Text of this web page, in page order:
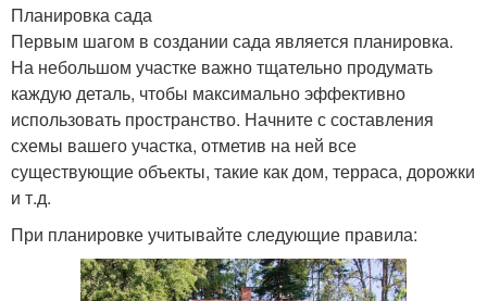
Планировка сада
Первым шагом в создании сада является планировка.
На небольшом участке важно тщательно продумать
каждую деталь, чтобы максимально эффективно
использовать пространство. Начните с составления
схемы вашего участка, отметив на ней все
существующие объекты, такие как дом, терраса, дорожки
и т.д.
При планировке учитывайте следующие правила: